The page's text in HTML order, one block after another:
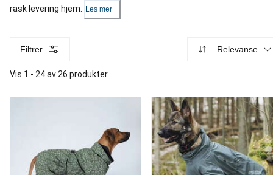
rask levering hjem.
Les mer
Filtrer Relevanse
Vis 1 - 24 av 26 produkter